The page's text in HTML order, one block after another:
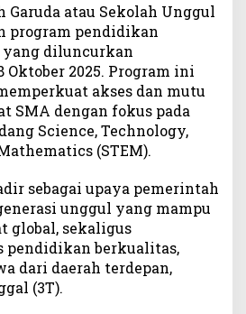
Garuda atau Sekolah Unggul
program pendidikan
diluncurkan
Oktober 2025. Program ini
akses dan mutu
SMA dengan fokus pada
Science, Technology,
(STEM).
sebagai upaya pemerintah
unggul yang mampu
global, sekaligus
pendidikan berkualitas,
dari daerah terdepan,
(3T).